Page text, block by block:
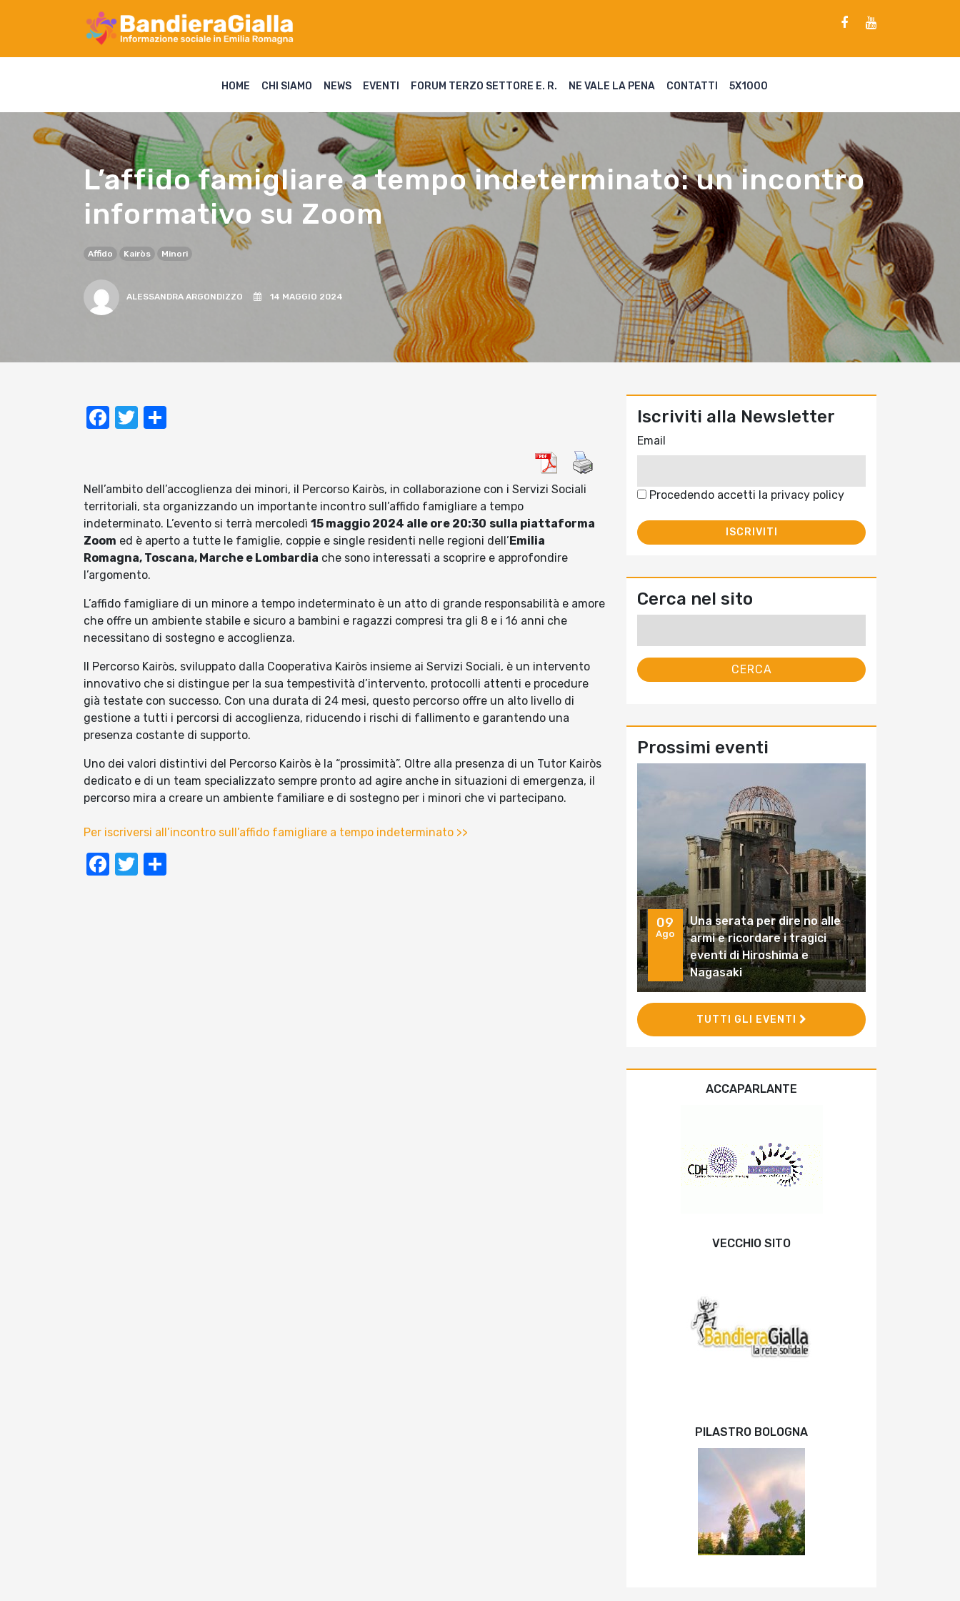
HOME CHI SIAMO NEWS EVENTI FORUM TERZO SETTORE E. R. NE VALE LA PENA CONTATTI 5X1000
L’affido famigliare a tempo indeterminato: un incontro
informativo su Zoom
Affido Kairòs Minori
ALESSANDRA ARGONDIZZO 14 MAGGIO 2024
Facebook
Twitter
Nell’ambito dell’accoglienza dei minori, il Percorso Kairòs, in collaborazione con i Servizi Sociali
territoriali, sta organizzando un importante incontro sull’affido famigliare a tempo
indeterminato. L’evento si terrà mercoledì 15 maggio 2024 alle ore 20:30 sulla piattaforma
Zoom ed è aperto a tutte le famiglie, coppie e single residenti nelle regioni dell’ Emilia
Romagna, Toscana, Marche e Lombardia che sono interessati a scoprire e approfondire
l’argomento.
L’affido famigliare di un minore a tempo indeterminato è un atto di grande responsabilità e amore
che offre un ambiente stabile e sicuro a bambini e ragazzi compresi tra gli 8 e i 16 anni che
necessitano di sostegno e accoglienza.
Il Percorso Kairòs, sviluppato dalla Cooperativa Kairòs insieme ai Servizi Sociali, è un intervento
innovativo che si distingue per la sua tempestività d’intervento, protocolli attenti e procedure
già testate con successo. Con una durata di 24 mesi, questo percorso offre un alto livello di
gestione a tutti i percorsi di accoglienza, riducendo i rischi di fallimento e garantendo una
presenza costante di supporto.
Uno dei valori distintivi del Percorso Kairòs è la “prossimità”. Oltre alla presenza di un Tutor Kairòs
dedicato e di un team specializzato sempre pronto ad agire anche in situazioni di emergenza, il
percorso mira a creare un ambiente familiare e di sostegno per i minori che vi partecipano.
Per iscriversi all’incontro sull’affido famigliare a tempo indeterminato >>
Facebook
Twitter
Iscriviti alla Newsletter
Email
Procedendo accetti la privacy policy
Cerca nel sito
Prossimi eventi
09
Ago
Una serata per dire no alle
armi e ricordare i tragici
eventi di Hiroshima e
Nagasaki
TUTTI GLI EVENTI
ACCAPARLANTE
VECCHIO SITO
PILASTRO BOLOGNA